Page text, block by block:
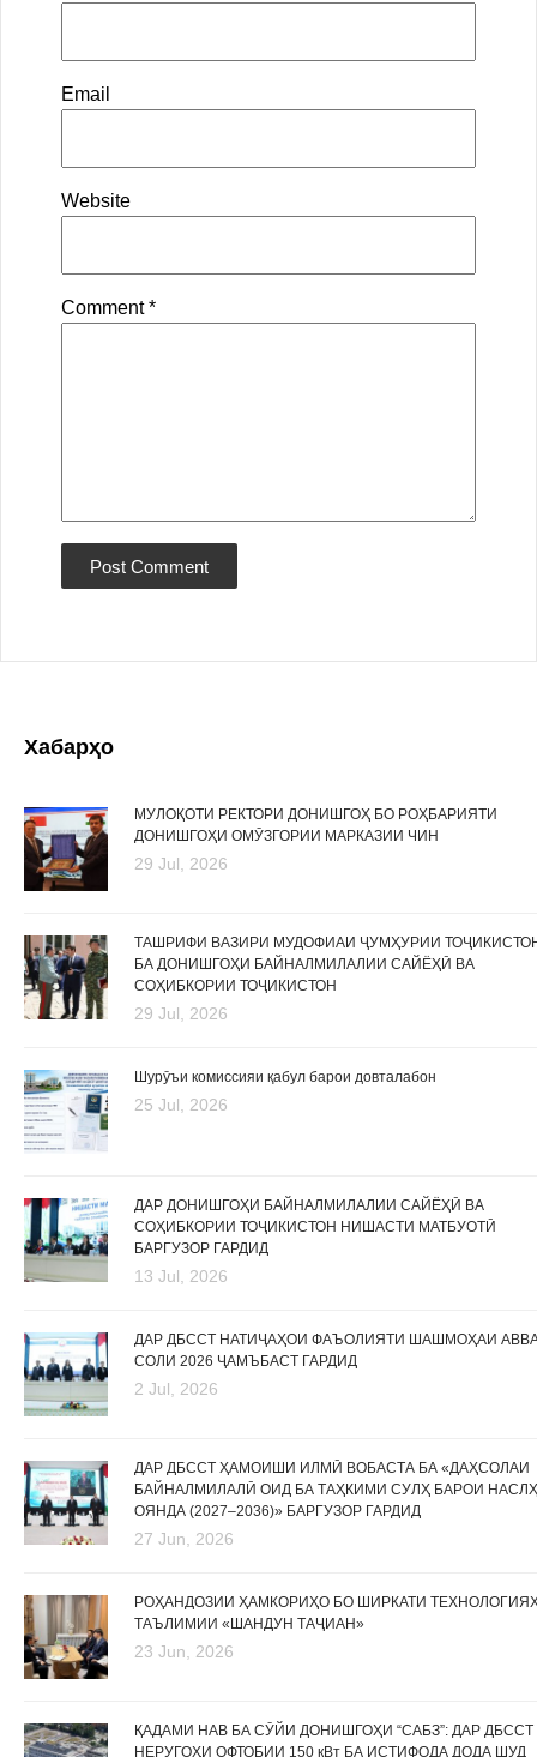
Email
Website
Comment*
Хабарҳо
МУЛОҚОТИ РЕКТОРИ ДОНИШГОҲ БО РОҲБАРИЯТИ
ДОНИШГОҲИ ОМӮЗГОРИИ МАРКАЗИИ ЧИН
29 Jul, 2026
ТАШРИФИ ВАЗИРИ МУДОФИАИ ҶУМҲУРИИ
БА ДОНИШГОҲИ БАЙНАЛМИЛАЛИИ САЙЁҲӢ ВА
СОҲИБКОРИИ ТОҶИКИСТОН
29 Jul, 2026
Шурӯъи комиссияи қабул барои довталабон
25 Jul, 2026
ДАР ДОНИШГОҲИ БАЙНАЛМИЛАЛИИ САЙЁҲӢ ВА
СОҲИБКОРИИ ТОҶИКИСТОН НИШАСТИ МАТБУОТӢ
БАРГУЗОР ГАРДИД
13 Jul, 2026
ДАР ДБССТ НАТИҶАҲОИ ФАЪОЛИЯТИ ШАШМОҲАИ
СОЛИ 2026 ҶАМЪБАСТ ГАРДИД
2 Jul, 2026
ДАР ДБССТ ҲАМОИШИ ИЛМӢ ВОБАСТА БА «ДАҲСОЛАИ
БАЙНАЛМИЛАЛӢ ОИД БА ТАҲКИМИ СУЛҲ БАРОИ
ОЯНДА (2027–2036)» БАРГУЗОР ГАРДИД
27 Jun, 2026
РОҲАНДОЗИИ ҲАМКОРИҲО БО ШИРКАТИ
ТАЪЛИМИИ «ШАНДУН ТАҶИАН»
23 Jun, 2026
ҚАДАМИ НАВ БА СӮЙИ ДОНИШГОҲИ “САБЗ”: ДАР ДБССТ
НЕРУГОҲИ ОФТОБИИ 150 кВт БА ИСТИФОДА ДОДА ШУД